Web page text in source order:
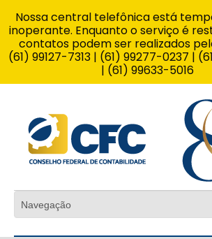
Nossa central telefônica está
inoperante. Enquanto o serviço é
contatos podem ser realizados
(61) 99127-7313 | (61) 99277-0237 |
| (61) 99633-5016